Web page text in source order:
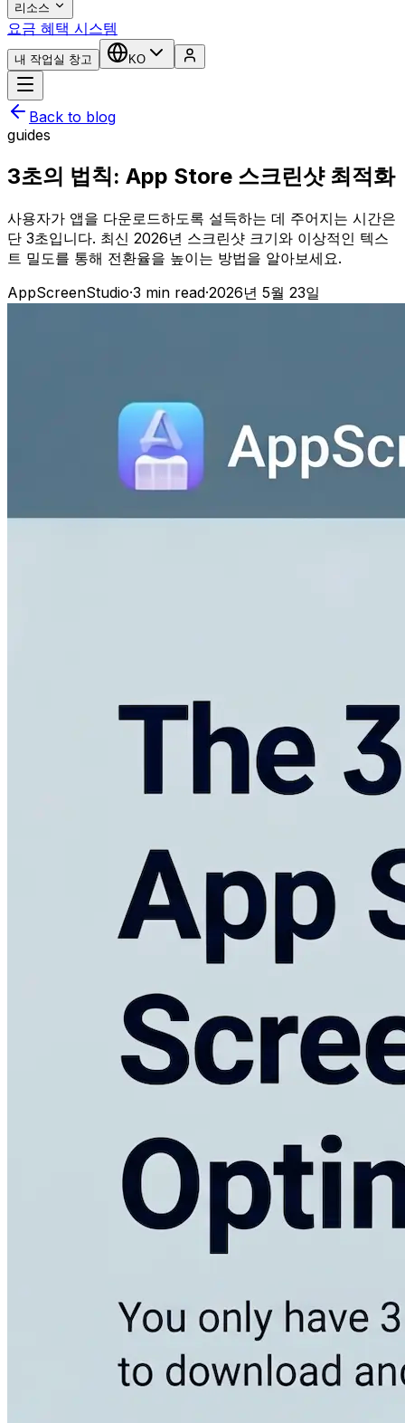
리소스
요금 혜택 시스템
내 작업실 창고 KO
Back to blog
guides
3초의 법칙: App Store 스크린샷 최적화
사용자가 앱을 다운로드하도록 설득하는 데 주어지는 시간은
단 3초입니다. 최신 2026년 스크린샷 크기와 이상적인 텍스
트 밀도를 통해 전환율을 높이는 방법을 알아보세요.
AppScreenStudio·3 min read·2026년 5월 23일